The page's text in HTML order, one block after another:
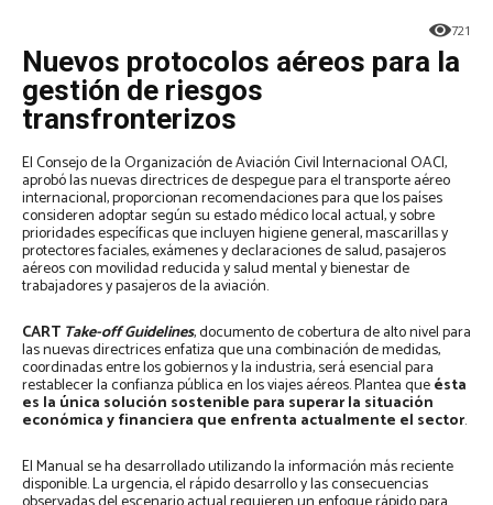
721
Nuevos protocolos aéreos para la
gestión de riesgos
transfronterizos
El Consejo de la Organización de Aviación Civil Internacional OACI,
aprobó las nuevas directrices de despegue para el transporte aéreo
internacional, proporcionan recomendaciones para que los países
consideren adoptar según su estado médico local actual, y sobre
prioridades específicas que incluyen higiene general, mascarillas y
protectores faciales, exámenes y declaraciones de salud, pasajeros
aéreos con movilidad reducida y salud mental y bienestar de
trabajadores y pasajeros de la aviación.
CART Take-off Guidelines, documento de cobertura de alto nivel para
las nuevas directrices enfatiza que una combinación de medidas,
coordinadas entre los gobiernos y la industria, será esencial para
restablecer la confianza pública en los viajes aéreos. Plantea queésta
es la única solución sostenible para superar la situación
económica y financiera que enfrenta actualmente el sector.
El Manual se ha desarrollado utilizando la información más reciente
disponible. La urgencia, el rápido desarrollo y las consecuencias